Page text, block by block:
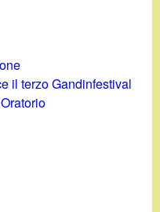
il terzo Gandinfestival